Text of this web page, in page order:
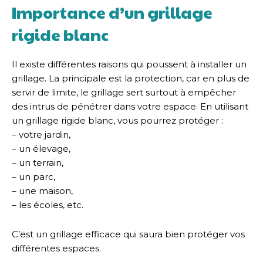
Importance d’un grillage
rigide blanc
Il existe différentes raisons qui poussent à installer un
grillage. La principale est la protection, car en plus de
servir de limite, le grillage sert surtout à empêcher
des intrus de pénétrer dans votre espace. En utilisant
un grillage rigide blanc, vous pourrez protéger :
– votre jardin,
– un élevage,
– un terrain,
– un parc,
– une maison,
– les écoles, etc.
C’est un grillage efficace qui saura bien protéger vos
différentes espaces.